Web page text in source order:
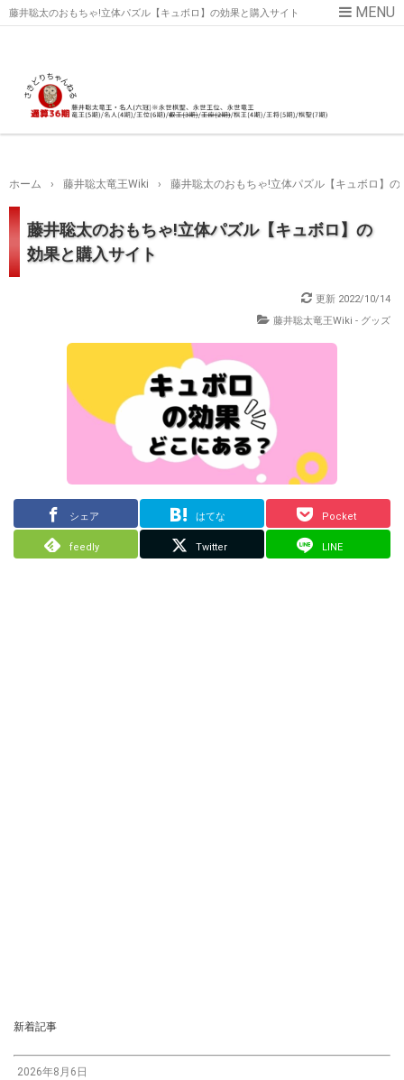
藤井聡太のおもちゃ!立体パズル【キュボロ】の効果と購入サイト
ホーム › 藤井聡太竜王Wiki › 藤井聡太のおもちゃ!立体パズル【キュボロ】
藤井聡太のおもちゃ!立体パズル【キュボロ】の
効果と購入サイト
更新 2022/10/14
藤井聡太竜王Wiki - グッズ
シェア はてな Pocket
feedly Twitter LINE
新着記事
2026年8月6日